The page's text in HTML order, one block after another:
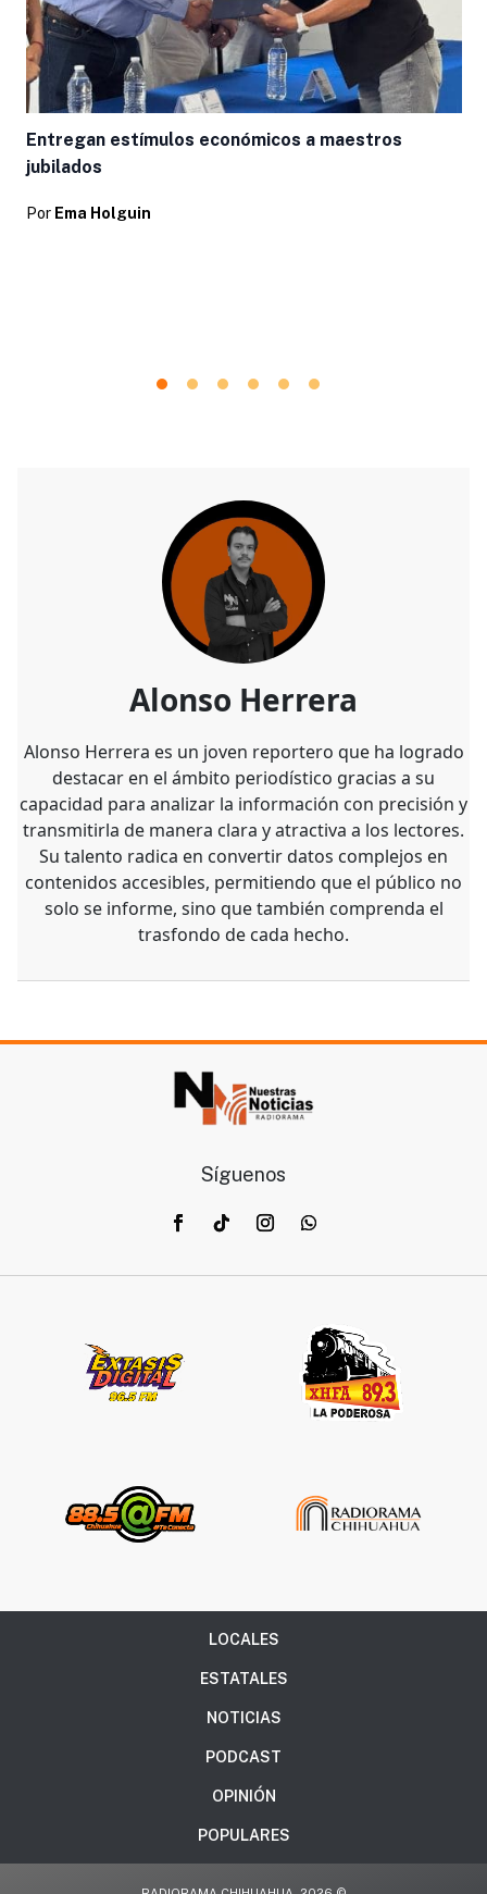
Entregan estímulos económicos a maestros
jubilados
Por Ema Holguin
Alonso Herrera
Alonso Herrera es un joven reportero que ha logrado
destacar en el ámbito periodístico gracias a su
capacidad para analizar la información con precisión y
transmitirla de manera clara y atractiva a los lectores.
Su talento radica en convertir datos complejos en
contenidos accesibles, permitiendo que el público no
solo se informe, sino que también comprenda el
trasfondo de cada hecho.
Síguenos
LOCALES
ESTATALES
NOTICIAS
PODCAST
OPINIÓN
POPULARES